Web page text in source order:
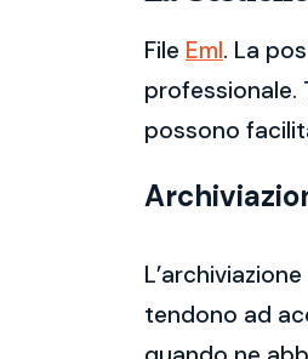
File Eml. La
professionale.
possono
tendono ad